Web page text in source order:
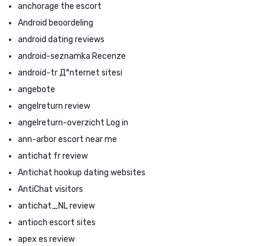
anchorage the escort
Android beoordeling
android dating reviews
android-seznamka Recenze
android-tr Д°nternet sitesi
angebote
angelreturn review
angelreturn-overzicht Log in
ann-arbor escort near me
antichat fr review
Antichat hookup dating websites
AntiChat visitors
antichat_NL review
antioch escort sites
apex es review